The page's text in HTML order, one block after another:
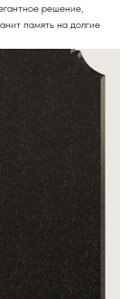
решение,
память на долгие